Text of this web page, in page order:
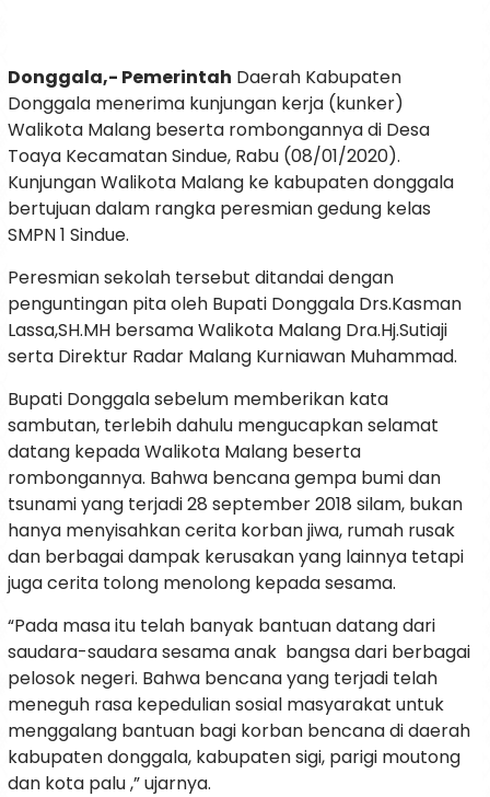
Donggala,- Pemerintah Daerah Kabupaten
Donggala menerima kunjungan kerja (kunker)
Walikota Malang beserta rombongannya di Desa
Toaya Kecamatan Sindue, Rabu (08/01/2020).
Kunjungan Walikota Malang ke kabupaten donggala
bertujuan dalam rangka peresmian gedung kelas
SMPN 1 Sindue.
Peresmian sekolah tersebut ditandai dengan
penguntingan pita oleh Bupati Donggala Drs.Kasman
Lassa,SH.MH bersama Walikota Malang Dra.Hj.Sutiaji
serta Direktur Radar Malang Kurniawan Muhammad.
Bupati Donggala sebelum memberikan kata
sambutan, terlebih dahulu mengucapkan selamat
datang kepada Walikota Malang beserta
rombongannya. Bahwa bencana gempa bumi dan
tsunami yang terjadi 28 september 2018 silam, bukan
hanya menyisahkan cerita korban jiwa, rumah rusak
dan berbagai dampak kerusakan yang lainnya tetapi
juga cerita tolong menolong kepada sesama.
“Pada masa itu telah banyak bantuan datang dari
saudara-saudara sesama anak bangsa dari berbagai
pelosok negeri. Bahwa bencana yang terjadi telah
meneguh rasa kepedulian sosial masyarakat untuk
menggalang bantuan bagi korban bencana di daerah
kabupaten donggala, kabupaten sigi, parigi moutong
dan kota palu ,” ujarnya.